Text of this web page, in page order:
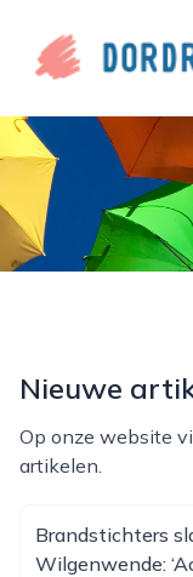
dordrechtnieuws.nl
Nieuwe
Op onze website
artikelen.
Brandstichters
Wilgenwende: